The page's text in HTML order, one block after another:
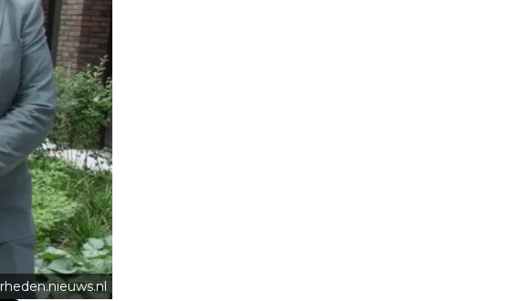
rheden.nieuws.nl